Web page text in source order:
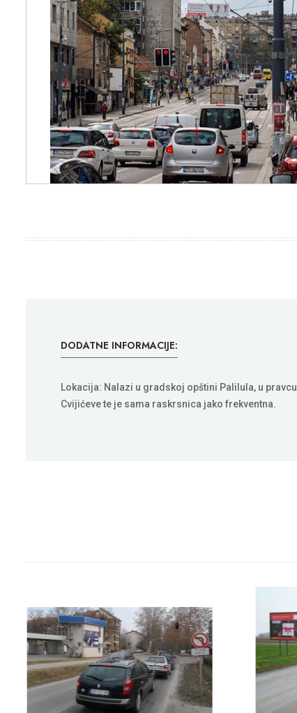
DODATNE INFORMACIJE:
Lokacija: Nalazi u gradskoj opštini Palilula, u
Cvijićeve te je sama raskrsnica jako frekventna.